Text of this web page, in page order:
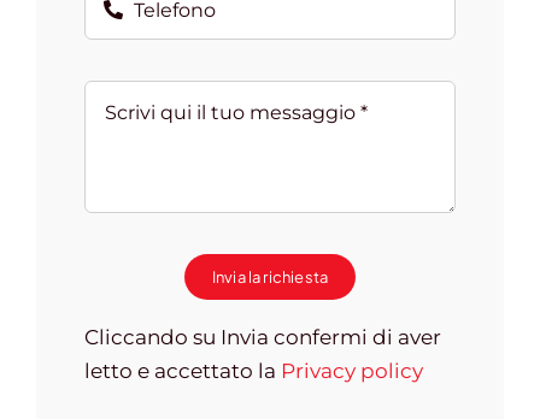
Invia la richiesta
Cliccando su Invia confermi di aver
letto e accettato la Privacy policy